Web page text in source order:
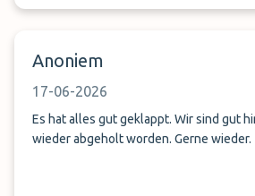
Anoniem
17-06-2026
Es hat alles gut geklappt. Wir sind gut
wieder abgeholt worden. Gerne wieder.